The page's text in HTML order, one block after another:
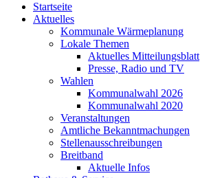
Startseite
Aktuelles
Kommunale Wärmeplanung
Lokale Themen
Aktuelles Mitteilungsblatt
Presse, Radio und TV
Wahlen
Kommunalwahl 2026
Kommunalwahl 2020
Veranstaltungen
Amtliche Bekanntmachungen
Stellenausschreibungen
Breitband
Aktuelle Infos